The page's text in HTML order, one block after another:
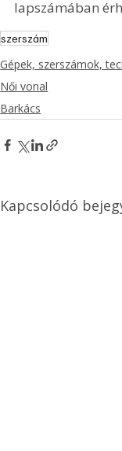
lapszámában
szerszám
Gépek, szerszámok,
Női vonal
Barkács
Kapcsolódó